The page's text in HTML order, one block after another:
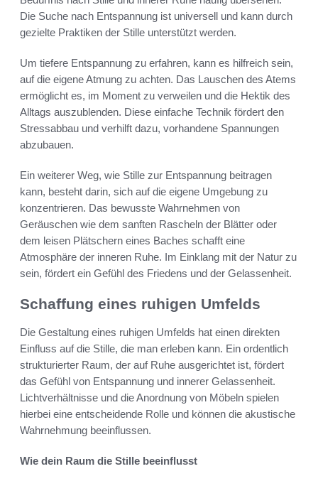
Die Suche nach Entspannung ist universell und kann durch
gezielte Praktiken der Stille unterstützt werden.
Um tiefere Entspannung zu erfahren, kann es hilfreich sein,
auf die eigene Atmung zu achten. Das Lauschen des Atems
ermöglicht es, im Moment zu verweilen und die Hektik des
Alltags auszublenden. Diese einfache Technik fördert den
Stressabbau und verhilft dazu, vorhandene Spannungen
abzubauen.
Ein weiterer Weg, wie Stille zur Entspannung beitragen
kann, besteht darin, sich auf die eigene Umgebung zu
konzentrieren. Das bewusste Wahrnehmen von
Geräuschen wie dem sanften Rascheln der Blätter oder
dem leisen Plätschern eines Baches schafft eine
Atmosphäre der inneren Ruhe. Im Einklang mit der Natur zu
sein, fördert ein Gefühl des Friedens und der Gelassenheit.
Schaffung eines ruhigen Umfelds
Die Gestaltung eines ruhigen Umfelds hat einen direkten
Einfluss auf die Stille, die man erleben kann. Ein ordentlich
strukturierter Raum, der auf Ruhe ausgerichtet ist, fördert
das Gefühl von Entspannung und innerer Gelassenheit.
Lichtverhältnisse und die Anordnung von Möbeln spielen
hierbei eine entscheidende Rolle und können die akustische
Wahrnehmung beeinflussen.
Wie dein Raum die Stille beeinflusst